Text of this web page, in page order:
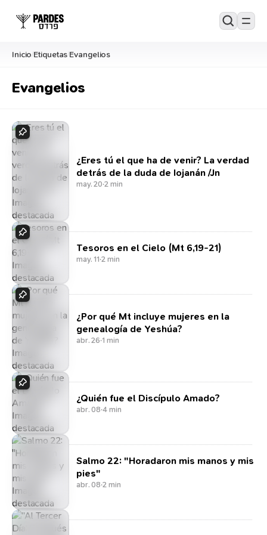
Inicio/Etiquetas/Evangelios
Evangelios
¿Eres tú el que ha de venir? La verdad
detrás de la duda de Iojanán /Jn
may. 20·2 min
Tesoros en el Cielo (Mt 6,19-21)
may. 11·2 min
¿Por qué Mt incluye mujeres en la
genealogía de Yeshúa?
abr. 26·1 min
¿Quién fue el Discípulo Amado?
abr. 08·4 min
Salmo 22: "Horadaron mis manos y mis
pies"
abr. 08·2 min